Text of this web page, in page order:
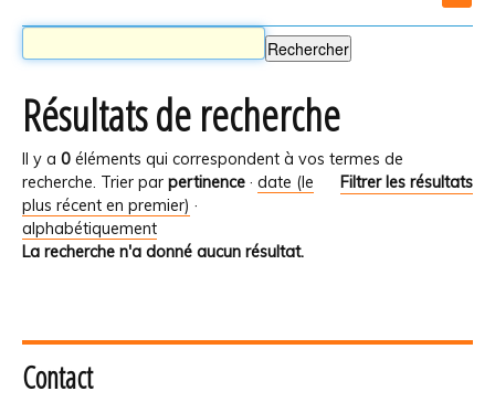
Résultats de recherche
Il y a 0 éléments qui correspondent à vos termes de
recherche.
Filtrer les résultats
Trier par pertinence · date (le
plus récent en premier) ·
alphabétiquement
La recherche n'a donné aucun résultat.
Contact